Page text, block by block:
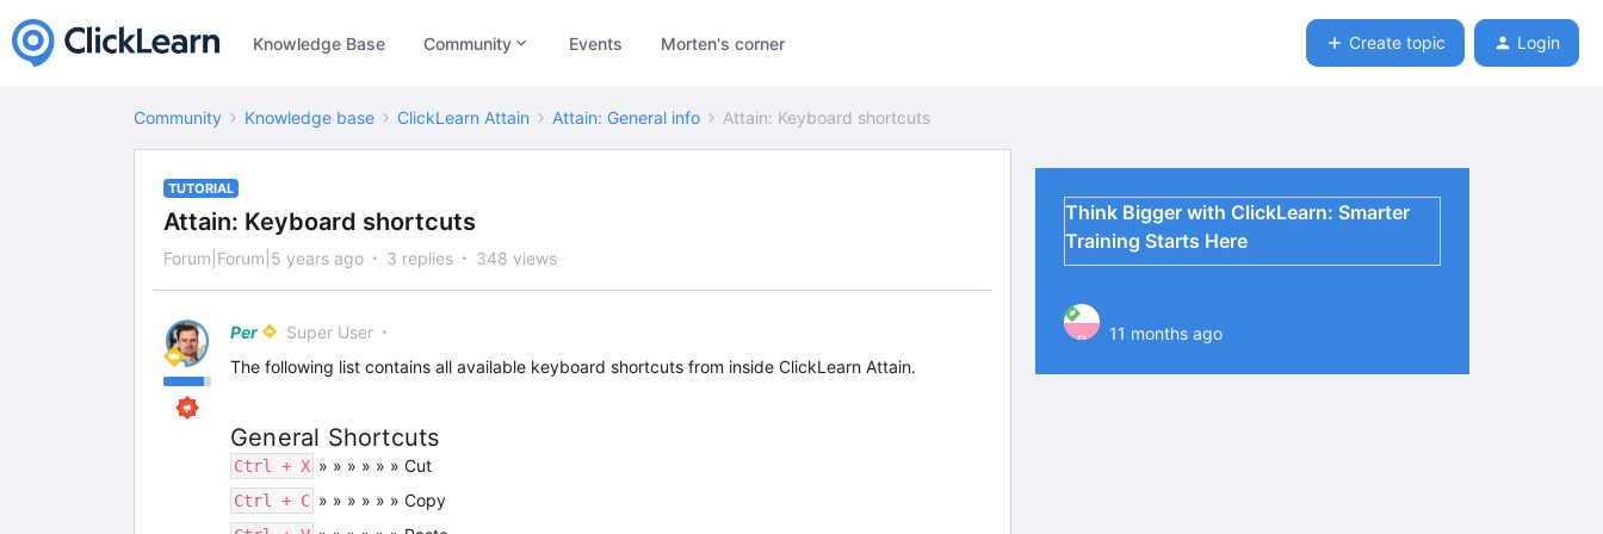
Knowledge Base Community Events Morten's corner Create topic Login
Community Knowledge base ClickLearn Attain Attain: General info Attain: Keyboard shortcuts
TUTORIAL
Attain: Keyboard shortcuts
Forum|Forum|5 years ago 3 replies 348 views
Per
Super User
The following list contains all available keyboard shortcuts from inside ClickLearn Attain.
General Shortcuts
Ctrl + X » » » » » » Cut
Ctrl + C » » » » » » Copy
Think Bigger with ClickLearn: Smarter
Training Starts Here
P 11 months ago